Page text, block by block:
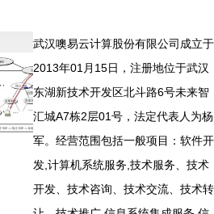
武汉噢易云计算股份有限公司成立于
2013年01月15日，注册地位于武汉
东湖新技术开发区北斗路6号未来智
汇城A7栋2层01号，法定代表人为杨
军。经营范围包括一般项目：软件开
发,计算机系统服务,技术服务、技术
开发、技术咨询、技术交流、技术转